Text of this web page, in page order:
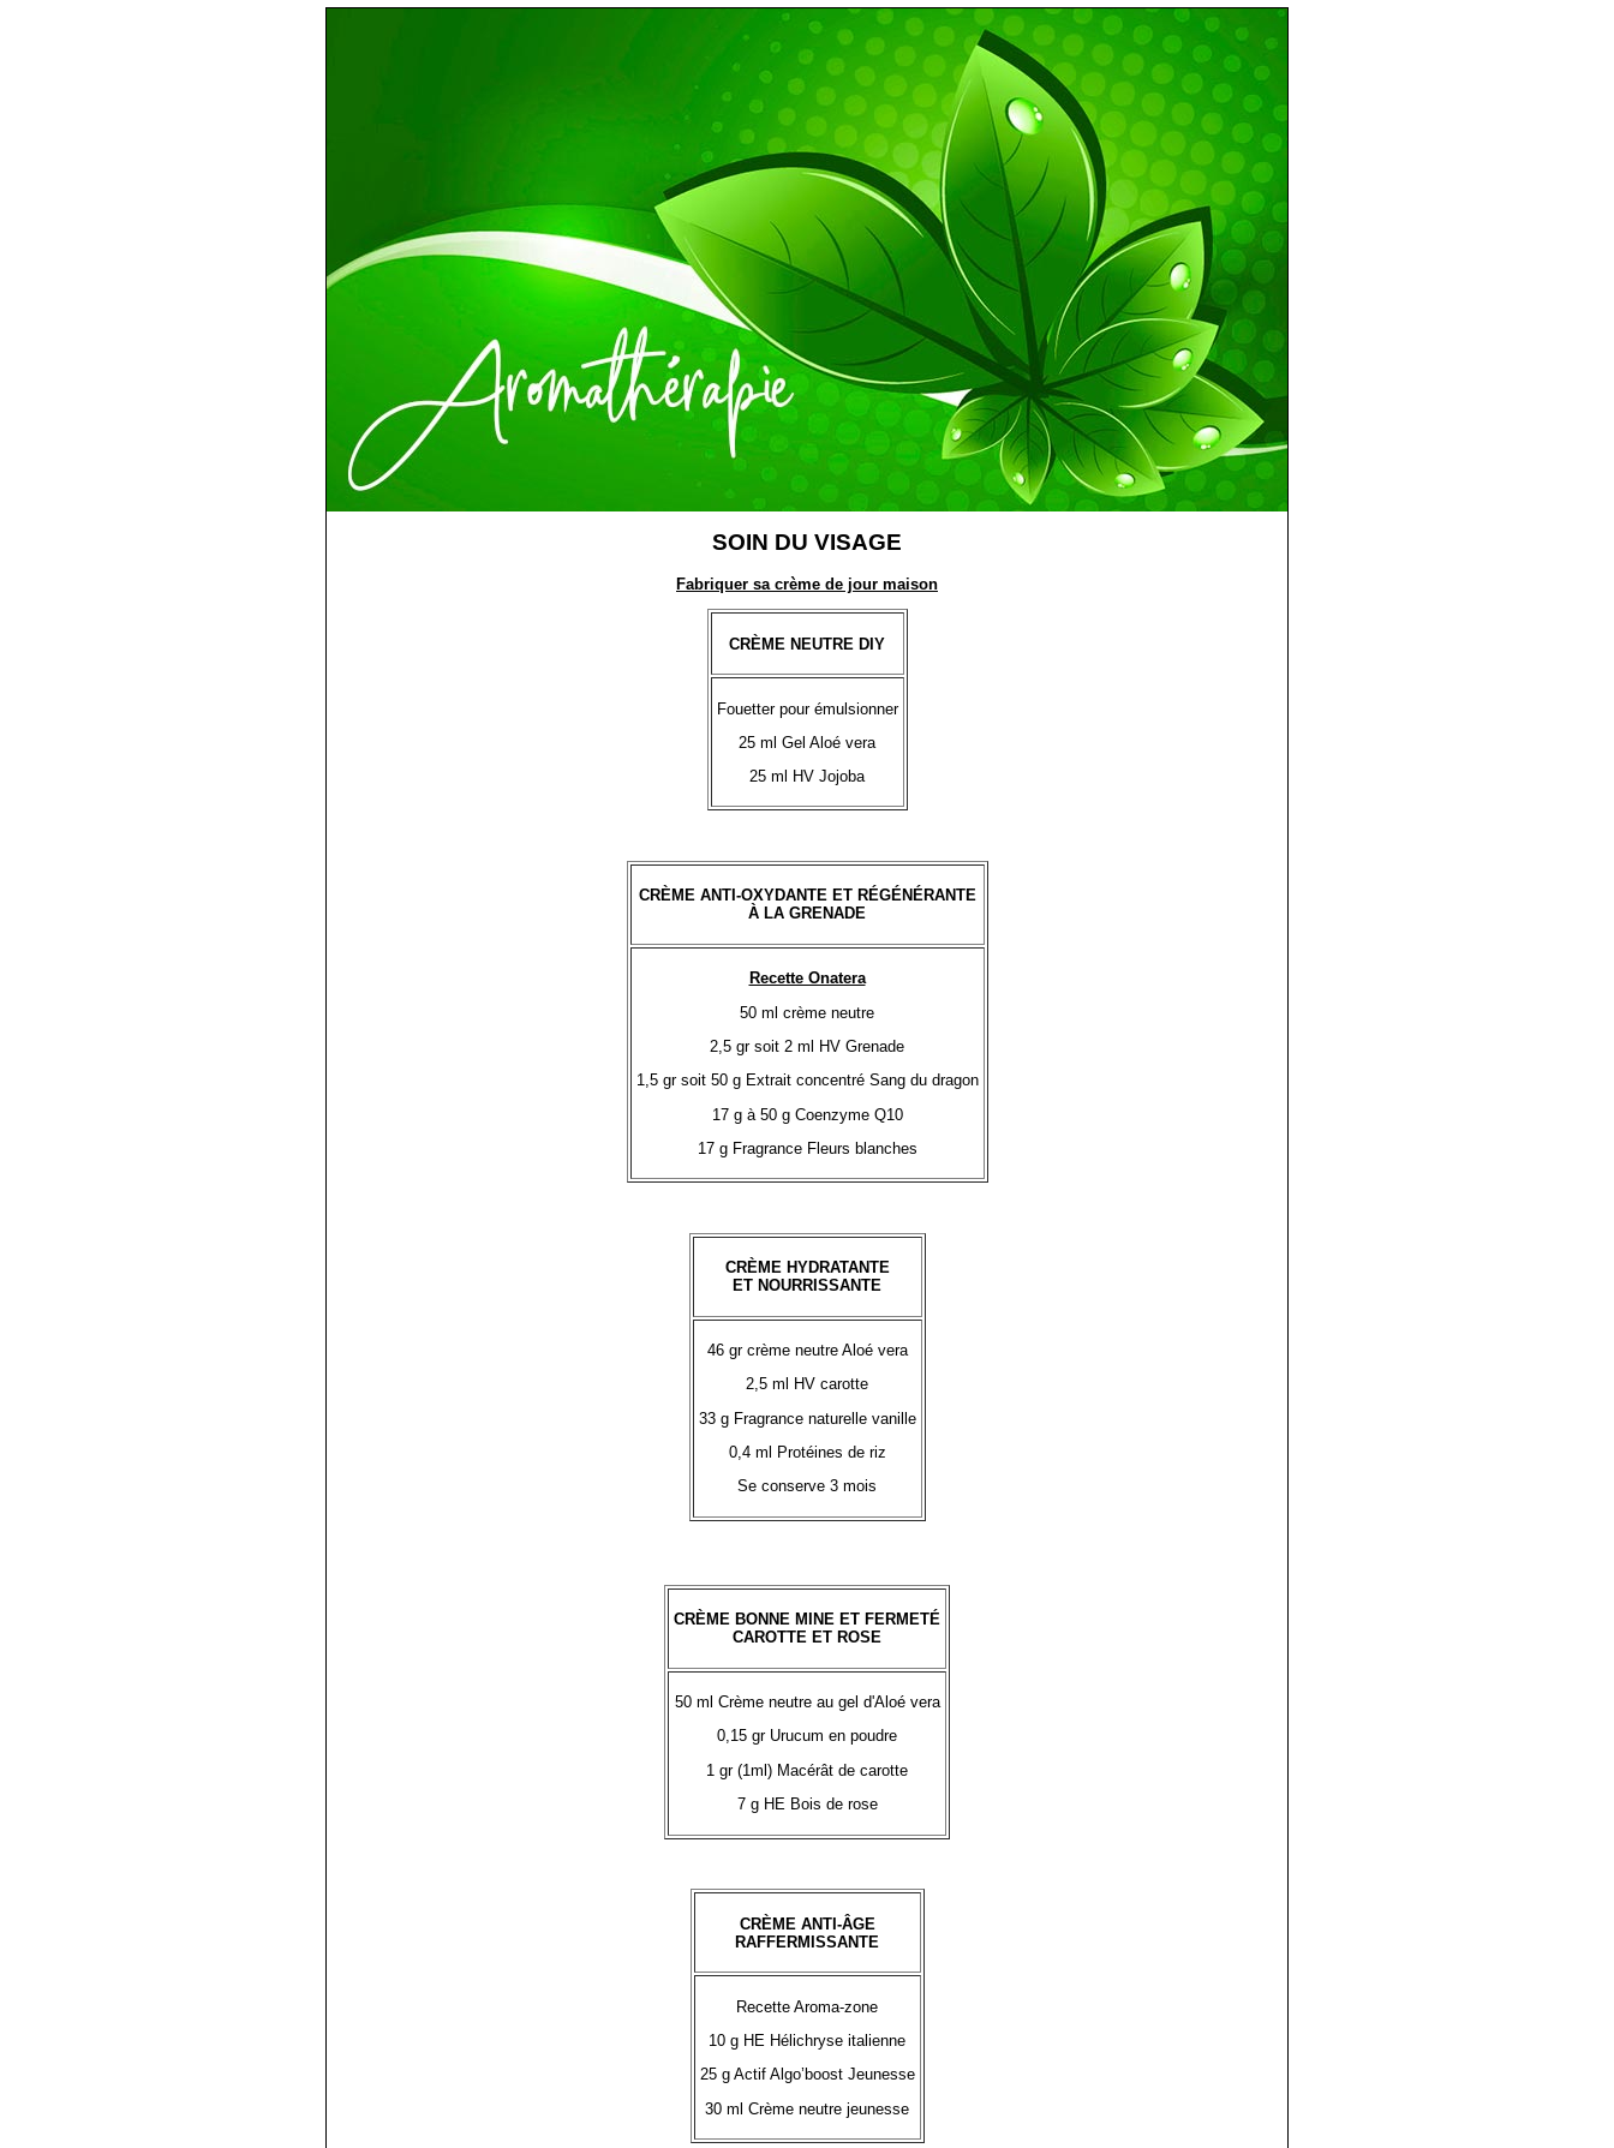
SOIN DU VISAGE
Fabriquer sa crème de jour maison
CRÈME NEUTRE DIY
Fouetter pour émulsionner
25 ml Gel Aloé vera
25 ml HV Jojoba
CRÈME ANTI-OXYDANTE ET RÉGÉNÉRANTE
À LA GRENADE
Recette Onatera
50 ml crème neutre
2,5 gr soit 2 ml HV Grenade
1,5 gr soit 50 g Extrait concentré Sang du dragon
17 g à 50 g Coenzyme Q10
17 g Fragrance Fleurs blanches
CRÈME HYDRATANTE
ET NOURRISSANTE
46 gr crème neutre Aloé vera
2,5 ml HV carotte
33 g Fragrance naturelle vanille
0,4 ml Protéines de riz
Se conserve 3 mois
CRÈME BONNE MINE ET FERMETÉ
CAROTTE ET ROSE
50 ml Crème neutre au gel d'Aloé vera
0,15 gr Urucum en poudre
1 gr (1ml) Macérât de carotte
7 g HE Bois de rose
CRÈME ANTI-ÂGE
RAFFERMISSANTE
Recette Aroma-zone
10 g HE Hélichryse italienne
25 g Actif Algo’boost Jeunesse
30 ml Crème neutre jeunesse